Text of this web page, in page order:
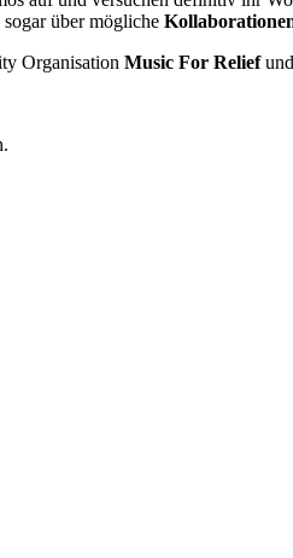
über mögliche
Organisation Music For Relief